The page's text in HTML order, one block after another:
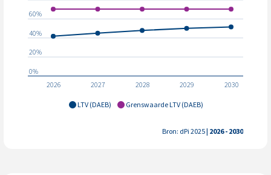
LTV (DAEB) Grenswaarde LTV (DAEB)
2026 2027 2028 2029 2030
0%
20%
40%
60%
Bron: dPi 2025| 2026 - 2030